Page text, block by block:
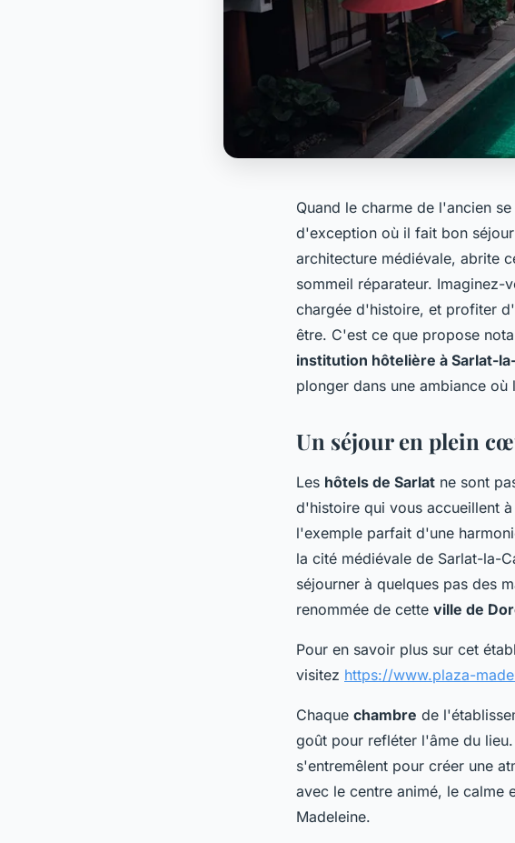
Quand le charme de l'ancien
d'exception où il fait bon
architecture médiévale, abrite
sommeil réparateur. Imaginez-
chargée d'histoire, et profiter
être. C'est ce que propose
institution hôtelière à Sarlat-
plonger dans une ambiance
Un séjour en plein
Les hôtels de Sarlat ne sont
d'histoire qui vous accueillent
l'exemple parfait d'une
la cité médiévale de Sarlat-la-
séjourner à quelques pas des
renommée de cette ville de
Pour en savoir plus sur cet
visitez https://www.plaza-
Chaque chambre de
goût pour refléter l'âme du
s'entremêlent pour créer une
avec le centre animé, le calme
Madeleine.